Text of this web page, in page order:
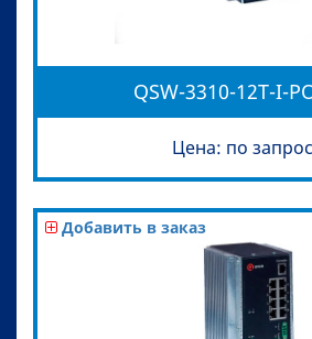
QSW-3310-12T-I-
Цена: по
Добавить в заказ